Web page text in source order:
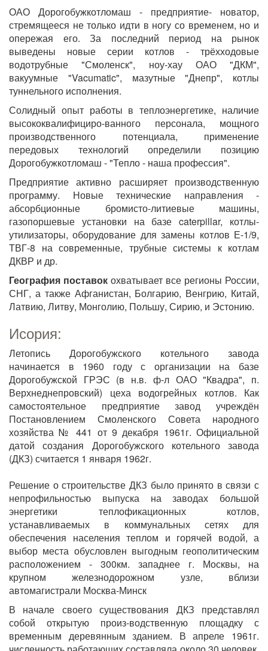
ОАО Дорогобужкотломаш - предприятие- новатор,
стремящееся не только идти в ногу со временем, но и
опережая его. За последний период на рынок
выведены новые серии котлов - трёхходовые
водотрубные "Смоленск", ноу-хау ОАО "ДКМ",
вакуумные "Vacumatic", мазутные "Днепр", котлы
туннельного исполнения.
Солидный опыт работы в теплоэнергетике, наличие
высококвалифициро-ванного персонала, мощного
производственного потенциала, применение
передовых технологий определили позицию
Дорогобужкотломаш - "Тепло - наша профессия".
Предприятие активно расширяет производственную
программу. Новые технические направления -
абсорбционные бромисто-литиевые машины,
газопоршевые установки на базе caterpillar, котлы-
утилизаторы, оборудование для замены котлов Е-1/9,
ТВГ-8 на современные, трубные системы к котлам
ДКВР и др.
География поставок охватывает все регионы России,
СНГ, а также Афганистан, Болгарию, Венгрию, Китай,
Латвию, Литву, Монголию, Польшу, Сирию, и Эстонию.
Исория:
Летопись Дорогобужского котельного завода
начинается в 1960 году с организации на базе
Дорогобужской ГРЭС (в н.в. ф-л ОАО "Квадра", п.
Верхнеднепровский) цеха водогрейных котлов. Как
самостоятельное предприятие завод учреждён
Постановлением Смоленского Совета народного
хозяйства № 441 от 9 декабря 1961г. Официальной
датой создания Дорогобужского котельного завода
(ДКЗ) считается 1 января 1962г.
Решение о строительстве ДКЗ было принято в связи с
непрофильностью выпуска на заводах большой
энергетики теплофикационных котлов,
устанавливаемых в коммунальных сетях для
обеспечения населения теплом и горячей водой, а
выбор места обусловлен выгодным геополитическим
расположением - 300км. западнее г. Москвы, на
крупном железнодорожном узле, вблизи
автомагистрали Москва-Минск
В начале своего существования ДКЗ представлял
собой открытую произ-водственную площадку с
временным деревянным зданием. В апреле 1961г.